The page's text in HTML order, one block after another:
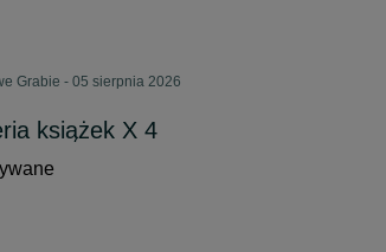
Grabie - 05 sierpnia 2026
książek X 4